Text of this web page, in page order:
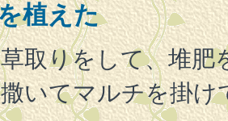
植えた
取りをして、堆肥
いてマルチを掛